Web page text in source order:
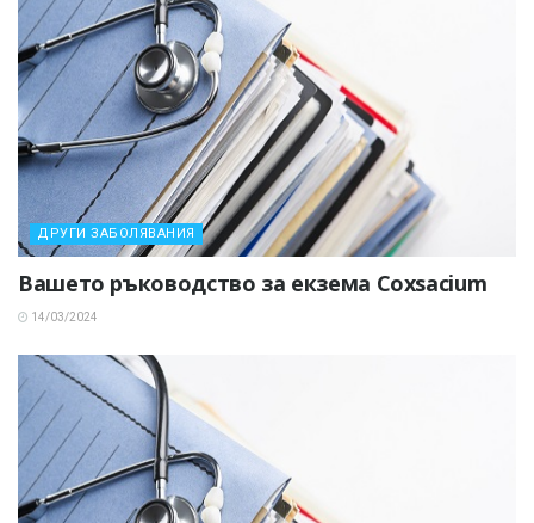
ДРУГИ ЗАБОЛЯВАНИЯ
Вашето ръководство за екзема Coxsacium
14/03/2024